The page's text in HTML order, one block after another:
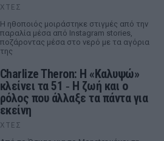
ΧΤΕΣ
Η ηθοποιός μοιράστηκε στιγμές από την
παραλία μέσα από Instagram stories,
ποζάροντας μέσα στο νερό με τα αγόρια
της
Charlize Theron: Η «Καλυψώ»
κλείνει τα 51 ‑ H ζωή και ο
ρόλος που άλλαξε τα πάντα για
εκείνη
ΧΤΕΣ